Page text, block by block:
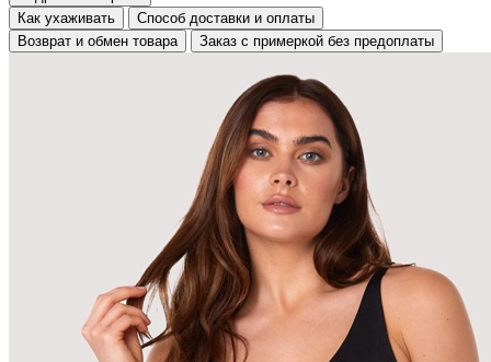
Как ухаживать
Способ доставки и оплаты
Возврат и обмен товара
Заказ с примеркой без предоплаты